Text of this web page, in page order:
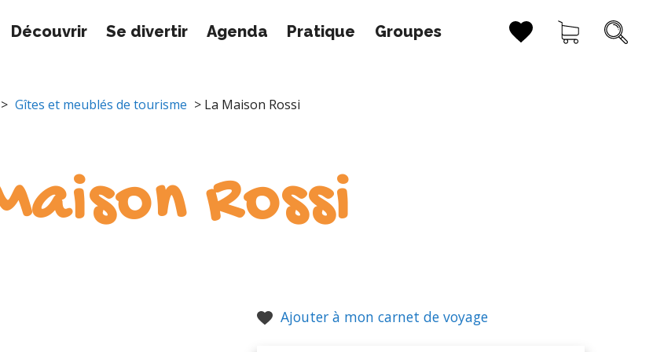
Découvrir Se divertir Agenda Pratique Groupes
> Gîtes et meublés de tourisme > La Maison Rossi
Rossi
Ajouter à mon carnet de voyage